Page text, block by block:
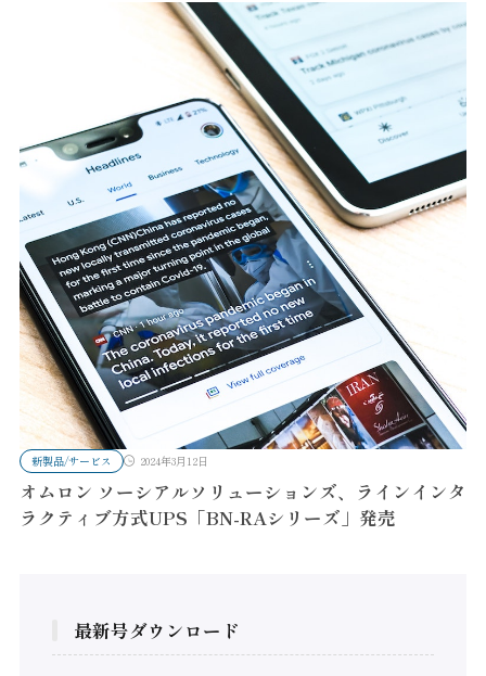
新製品/サービス 2024年3月12日
オムロン ソーシアルソリューションズ、ラインインタ
ラクティブ方式UPS「BN-RAシリーズ」発売
最新号ダウンロード